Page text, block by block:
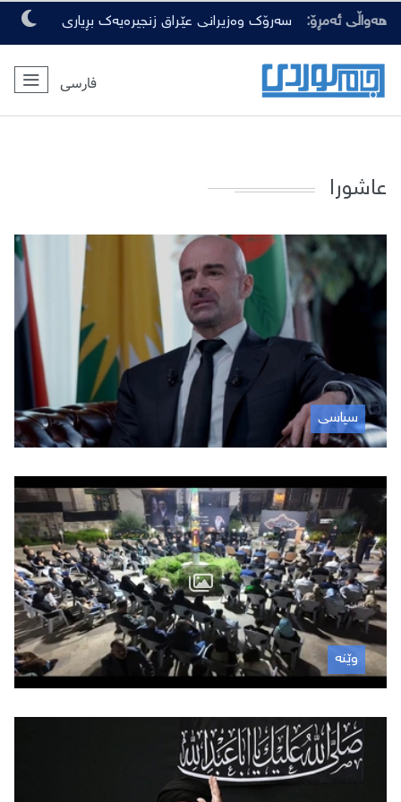
هەواڵی ئەمڕۆ: سەرۆک وەزیرانی عێراق زنجیرەیەک بڕیاری
گرنگی لەبارەی ڕەوشی ئەمنی دەرکرد
فارسی
عاشورا
سیاسی
June 25, 2026
وێنە
June 25, 2026